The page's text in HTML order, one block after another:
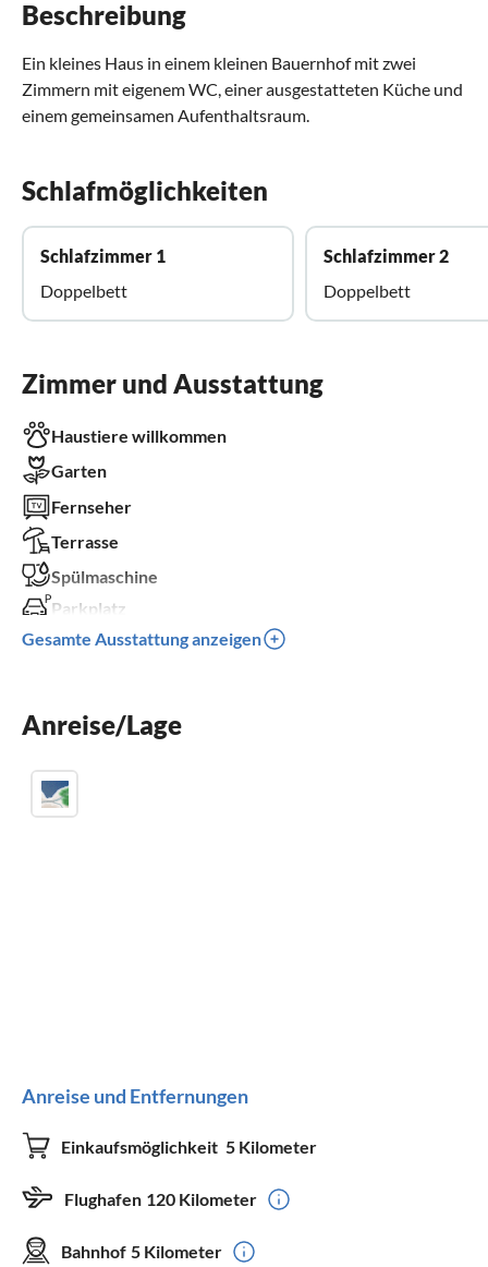
Beschreibung
Ein kleines Haus in einem kleinen Bauernhof mit zwei
Zimmern mit eigenem WC, einer ausgestatteten Küche und
einem gemeinsamen Aufenthaltsraum.
Schlafmöglichkeiten
Schlafzimmer 1
Doppelbett
Schlafzimmer 2
Doppelbett
Zimmer und Ausstattung
Haustiere willkommen
Garten
Fernseher
Terrasse
Spülmaschine
Parkplatz
Grill
für Rollstuhl geeignet
Gesamte Ausstattung anzeigen
Anreise/Lage
Anreise und Entfernungen
Einkaufsmöglichkeit 5 Kilometer
Flughafen 120 Kilometer
Bahnhof 5 Kilometer